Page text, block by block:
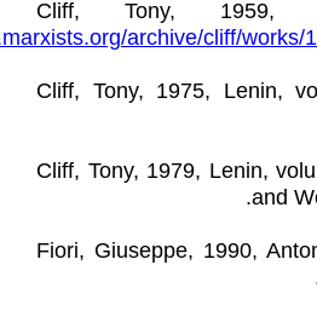
Cliff, Tony, 1959,
archive/cliff/works/
Cliff, Tony, 1975, Lenin,
Cliff, Tony, 1979, Lenin,
and
Fiori, Giuseppe, 1990,